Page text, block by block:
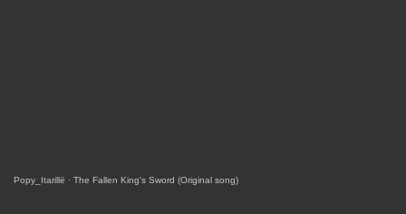
Popy_Itarillë · The Fallen King's Sword (Original song)